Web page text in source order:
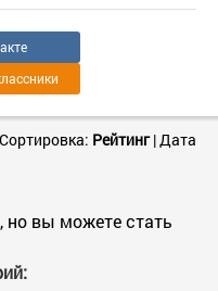
Сортировка: Рейтинг|Дата
но вы можете стать